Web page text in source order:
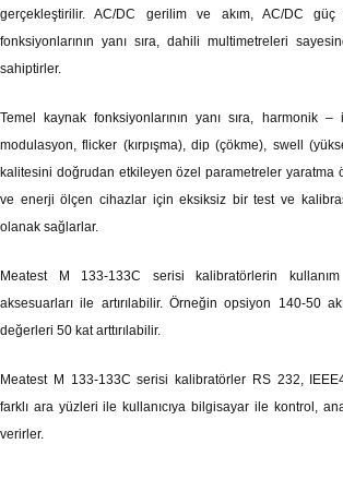
gerçekleştirilir. AC/DC gerilim ve akım, AC/DC
fonksiyonlarının yanı sıra, dahili multimetreleri
sahiptirler.
Temel kaynak fonksiyonlarının yanı sıra, harmonik
modulasyon, flicker (kırpışma), dip (çökme), swell
kalitesini doğrudan etkileyen özel parametreler yaratma
ve enerji ölçen cihazlar için eksiksiz bir test ve
olanak sağlarlar.
Meatest M 133-133C serisi kalibratörlerin
aksesuarları ile artırılabilir. Örneğin opsiyon 140-50
değerleri 50 kat arttırılabilir.
Meatest M 133-133C serisi kalibratörler RS 232,
farklı ara yüzleri ile kullanıcıya bilgisayar ile kontrol,
verirler.